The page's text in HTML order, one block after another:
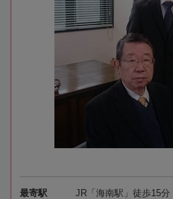
最寄駅 JR「海南駅」徒歩15分